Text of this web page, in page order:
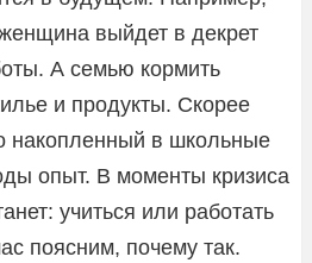
выйдет в декрет
А семью кормить
и продукты. Скорее
накопленный в школьные
опыт. В моменты кризиса
учиться или работать
поясним, почему так.